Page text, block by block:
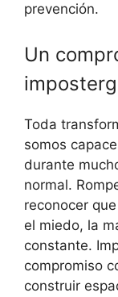
prevención.
Un
Toda
somos
durante
normal.
reconocer
el miedo, la
constante.
compromiso
construir